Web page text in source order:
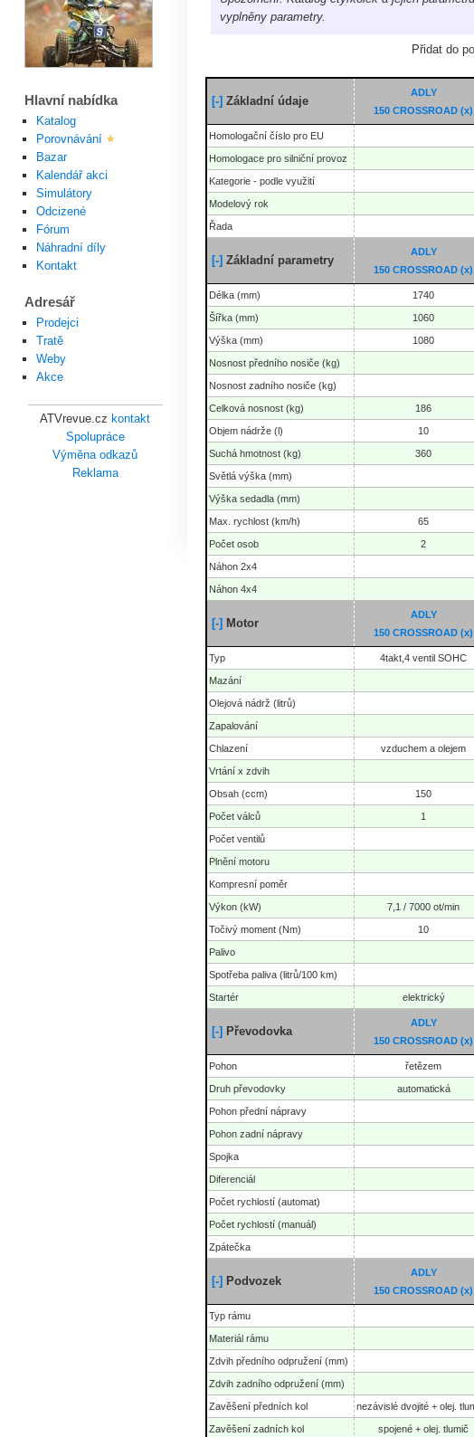
vyplněny parametry.
Přidat do
[-] Základní údaje
ADLY
150 CROSSROAD (x)
Homologační číslo pro EU
Homologace pro silniční provoz
Kategorie - podle využití
Modelový rok
Řada
[-] Základní parametry
ADLY
150 CROSSROAD (x)
Délka (mm) 1740
Šířka (mm) 1060
Výška (mm) 1080
Nosnost předního nosiče (kg)
Nosnost zadního nosiče (kg)
Celková nosnost (kg) 186
Objem nádrže (l) 10
Suchá hmotnost (kg) 360
Světlá výška (mm)
Výška sedadla (mm)
Max. rychlost (km/h) 65
Počet osob 2
Náhon 2x4
Náhon 4x4
[-] Motor
ADLY
150 CROSSROAD (x)
Typ 4takt,4 ventil SOHC
Mazání
Olejová nádrž (litrů)
Zapalování
Chlazení vzduchem a olejem
Vrtání x zdvih
Obsah (ccm) 150
Počet válců 1
Počet ventilů
Plnění motoru
Kompresní poměr
Výkon (kW) 7,1 / 7000 ot/min
Točivý moment (Nm) 10
Palivo
Spotřeba paliva (litrů/100 km)
Startér elektrický
[-] Převodovka
ADLY
150 CROSSROAD (x)
Pohon řetězem
Druh převodovky automatická
Pohon přední nápravy
Pohon zadní nápravy
Spojka
Diferenciál
Počet rychlostí (automat)
Počet rychlostí (manuál)
Zpátečka
[-] Podvozek
ADLY
150 CROSSROAD (x)
Typ rámu
Materiál rámu
Zdvih předního odpružení (mm)
Zdvih zadního odpružení (mm)
Zavěšení předních kol nezávislé dvojité + olej.
Zavěšení zadních kol spojené + olej. tlumič
Hlavní nabídka
Katalog
Porovnávání
Bazar
Kalendář akci
Simulátory
Odcizené
Fórum
Náhradní díly
Kontakt
Adresář
Prodejci
Tratě
Weby
Akce
ATVrevue.cz kontakt
Spolupráce
Výměna odkazů
Reklama